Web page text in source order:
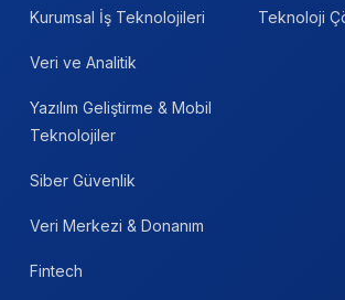
Kurumsal İş Teknolojileri
Veri ve Analitik
Yazılım Geliştirme & Mobil
Teknolojiler
Siber Güvenlik
Veri Merkezi & Donanım
Fintech
Teknoloji